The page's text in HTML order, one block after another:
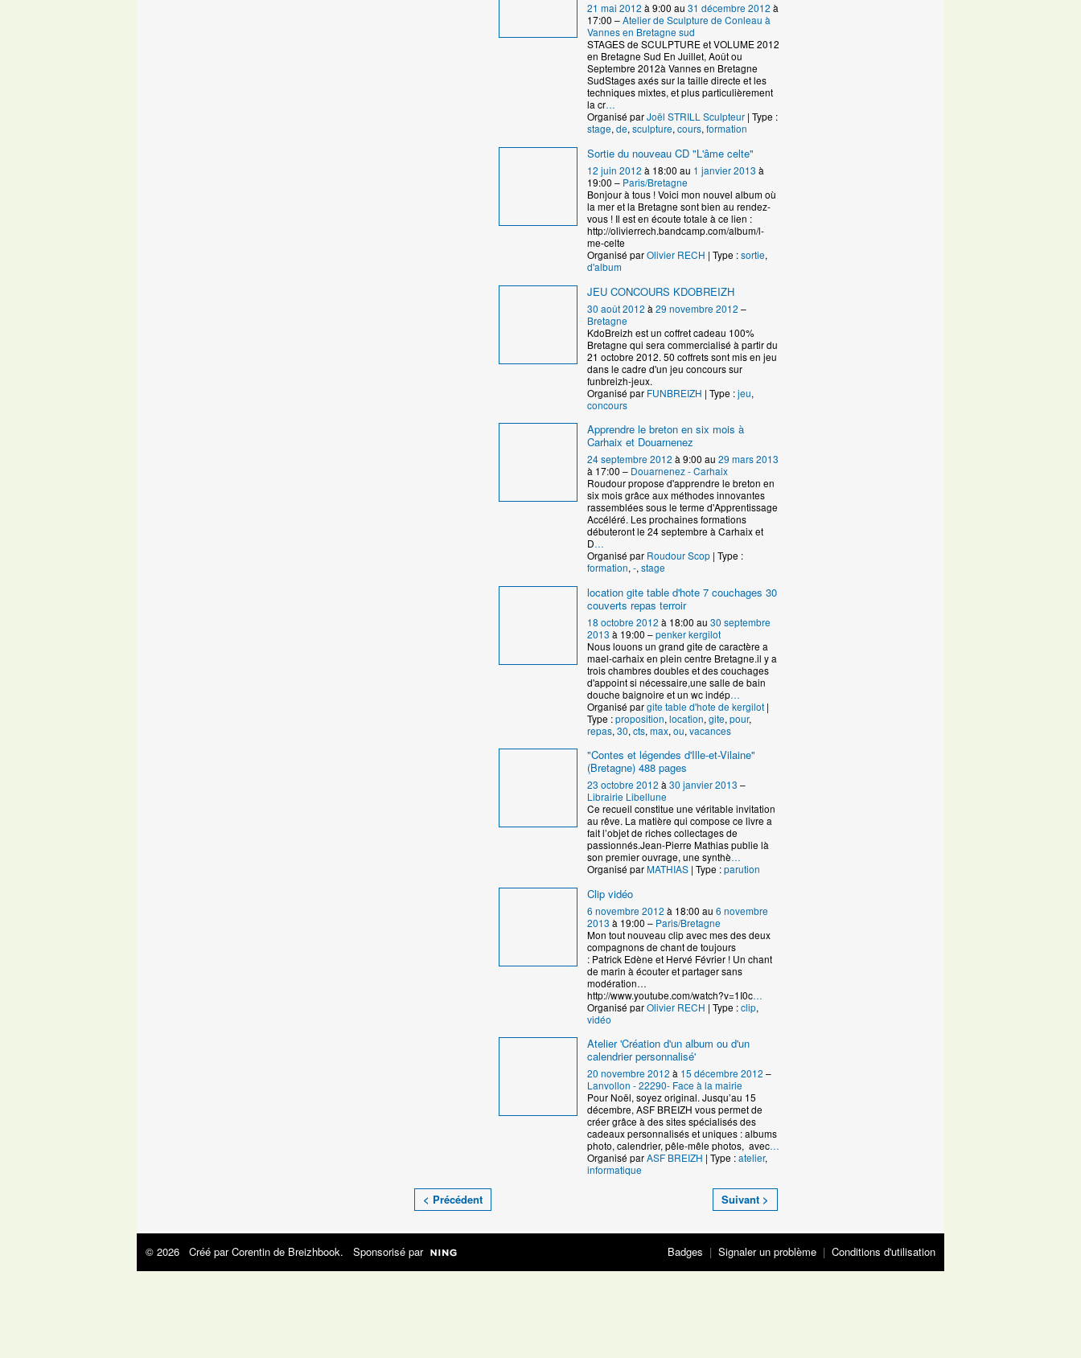
21 mai 2012 à 9:00 au 31 décembre 2012 à
17:00 –Atelier de Sculpture de Conleau à
Vannes en Bretagne sud
STAGES de SCULPTURE et VOLUME 2012
en Bretagne Sud En Juillet, Août ou
Septembre 2012à Vannes en Bretagne
SudStages axés sur la taille directe et les
techniques mixtes, et plus particulièrement
la cr…
Organisé parJoël STRILL Sculpteur | Type :
stage,de,sculpture,cours,formation
Sortie du nouveau CD "L'âme celte"
12 juin 2012 à 18:00 au 1 janvier 2013 à
19:00 – Paris/Bretagne
Bonjour à tous ! Voici mon nouvel album où
la mer et la Bretagne sont bien au rendez-
vous ! Il est en écoute totale à ce lien :
http://olivierrech.bandcamp.com/album/l-
me-celte
Organisé parOlivier RECH | Type :sortie,
d'album
JEU CONCOURS KDOBREIZH
30 août 2012 à 29 novembre 2012 –
Bretagne
KdoBreizh est un coffret cadeau 100%
Bretagne qui sera commercialisé à partir du
21 octobre 2012. 50 coffrets sont mis en jeu
dans le cadre d'un jeu concours sur
funbreizh-jeux.
Organisé par FUNBREIZH | Type :jeu,
concours
Apprendre le breton en six mois à
Carhaix et Douarnenez
24 septembre 2012 à 9:00 au 29 mars 2013
à 17:00 – Douarnenez - Carhaix
Roudour propose d'apprendre le breton en
six mois grâce aux méthodes innovantes
rassemblées sous le terme d'Apprentissage
Accéléré. Les prochaines formations
débuteront le 24 septembre à Carhaix et
D…
Organisé par Roudour Scop | Type :
formation, -, stage
location gite table d'hote 7 couchages 30
couverts repas terroir
18 octobre 2012 à 18:00 au 30 septembre
2013 à 19:00 –penker kergilot
Nous louons un grand gite de caractère a
mael-carhaix en plein centre Bretagne.il y a
trois chambres doubles et des couchages
d'appoint si nécessaire,une salle de bain
douche baignoire et un wc indép…
Organisé pargite table d'hote de kergilot |
Type :proposition, location, gite, pour,
repas, 30, cts, max, ou, vacances
"Contes et légendes d'Ille-et-Vilaine"
(Bretagne) 488 pages
23 octobre 2012 à 30 janvier 2013 –
Librairie Libellune
Ce recueil constitue une véritable invitation
au rêve. La matière qui compose ce livre a
fait l’objet de riches collectages de
passionnés.Jean-Pierre Mathias publie là
son premier ouvrage, une synthè…
Organisé parMATHIAS | Type :parution
Clip vidéo
6 novembre 2012 à 18:00 au 6 novembre
2013 à 19:00 – Paris/Bretagne
Mon tout nouveau clip avec mes des deux
compagnons de chant de toujours
: Patrick Edène et Hervé Février ! Un chant
de marin à écouter et partager sans
modération…
http://www.youtube.com/watch?v=1I0c…
Organisé parOlivier RECH | Type :clip,
vidéo
Atelier 'Création d'un album ou d'un
calendrier personnalisé'
20 novembre 2012 à 15 décembre 2012 –
Lanvollon - 22290- Face à la mairie
Pour Noël, soyez original. Jusqu’au 15
décembre, ASF BREIZH vous permet de
créer grâce à des sites spécialisés des
cadeaux personnalisés et uniques : albums
photo, calendrier, pêle-mêle photos, avec…
Organisé parASF BREIZH | Type :atelier,
informatique
< Précédent Suivant >
© 2026 Créé parCorentin de Breizhbook. Sponsorisé par Badges | Signaler un problème | Conditions d'utilisation